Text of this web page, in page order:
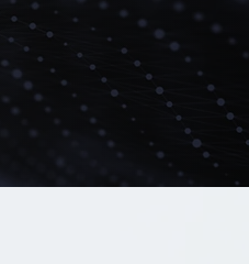
המערכת שנותנת לכם
למתחרים ולספקים שלכם.
אנחנו נגיש לכם מדי
לגבי החברות שברשימת